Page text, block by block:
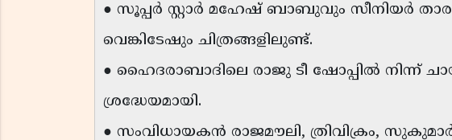
● സൂപ്പർ സ്റ്റാർ മഹേഷ് ബാബുവും സീനിയർ
വെങ്കിടേഷും ചിത്രങ്ങളിലുണ്ട്.
● ഹൈദരാബാദിലെ രാജു ടീ ഷോപ്പിൽ നിന്ന്
ശ്രദ്ധേയമായി.
● സംവിധായകൻ രാജമൗലി, ത്രിവിക്രം,